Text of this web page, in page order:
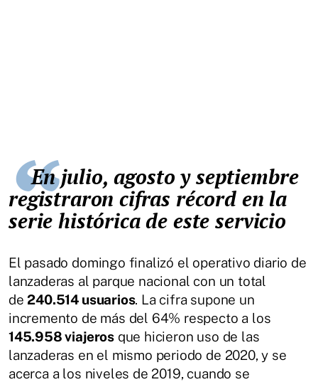
En julio, agosto y septiembre
registraron cifras récord en la
serie histórica de este servicio
El pasado domingo finalizó el operativo diario de
lanzaderas al parque nacional con un total
de240.514 usuarios. La cifra supone un
incremento de más del 64% respecto a los
145.958 viajerosque hicieron uso de las
lanzaderas en el mismo periodo de 2020, y se
acerca a los niveles de 2019, cuando se